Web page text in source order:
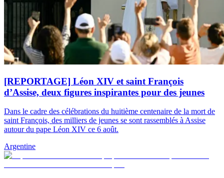
[REPORTAGE] Léon XIV et saint François
d’Assise, deux figures inspirantes pour des jeunes
Dans le cadre des célébrations du huitième centenaire de la mort de
saint François, des milliers de jeunes se sont rassemblés à Assise
autour du pape Léon XIV ce 6 août.
Argentine